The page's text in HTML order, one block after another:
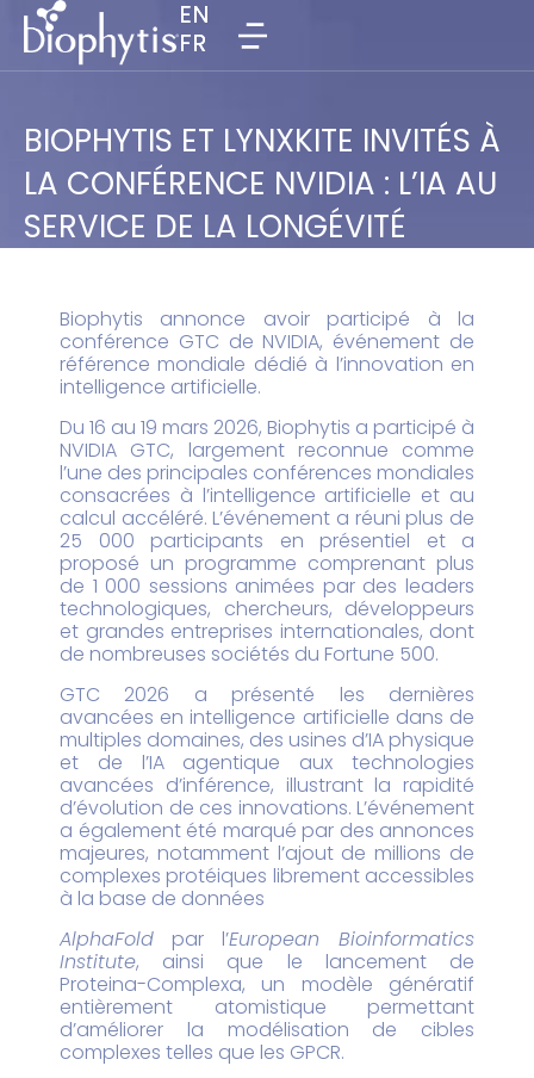
EN
FR
EN
FR
BIOPHYTIS ET LYNXKITE INVITÉS À
LA CONFÉRENCE NVIDIA : L’IA AU
SERVICE DE LA LONGÉVITÉ
Biophytis annonce avoir participé à la
conférence GTC de NVIDIA, événement de
référence mondiale dédié à l’innovation en
intelligence artificielle.
Du 16 au 19 mars 2026, Biophytis a participé à
NVIDIA GTC, largement reconnue comme
l’une des principales conférences mondiales
consacrées à l’intelligence artificielle et au
calcul accéléré. L’événement a réuni plus de
25 000 participants en présentiel et a
proposé un programme comprenant plus
de 1 000 sessions animées par des leaders
technologiques, chercheurs, développeurs
et grandes entreprises internationales, dont
de nombreuses sociétés du Fortune 500.
GTC 2026 a présenté les dernières
avancées en intelligence artificielle dans de
multiples domaines, des usines d’IA physique
et de l’IA agentique aux technologies
avancées d’inférence, illustrant la rapidité
d’évolution de ces innovations. L’événement
a également été marqué par des annonces
majeures, notamment l’ajout de millions de
complexes protéiques librement accessibles
à la base de données
AlphaFold par l’European Bioinformatics
Institute, ainsi que le lancement de
Proteina-Complexa, un modèle génératif
entièrement atomistique permettant
d’améliorer la modélisation de cibles
complexes telles que les GPCR.